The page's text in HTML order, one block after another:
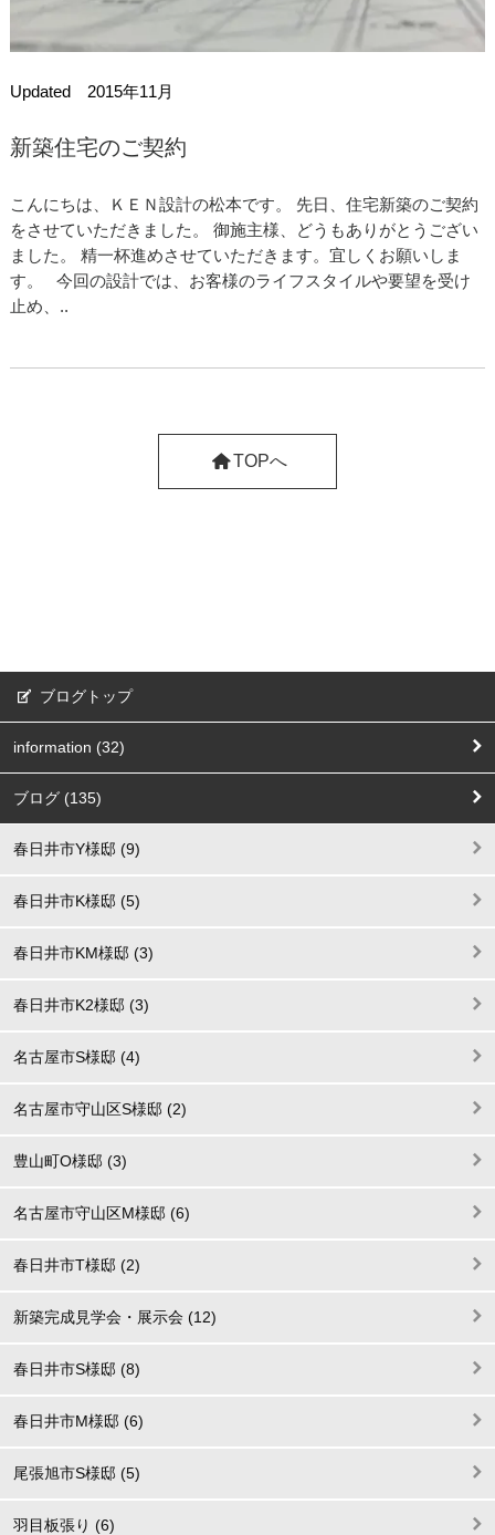
Updated 2015年11月
新築住宅のご契約
こんにちは、ＫＥＮ設計の松本です。 先日、住宅新築のご契約
をさせていただきました。 御施主様、どうもありがとうござい
ました。 精一杯進めさせていただきます。宜しくお願いしま
す。 今回の設計では、お客様のライフスタイルや要望を受け
止め、..
TOPへ
ブログトップ
information (32)
ブログ (135)
春日井市Y様邸 (9)
春日井市K様邸 (5)
春日井市KM様邸 (3)
春日井市K2様邸 (3)
名古屋市S様邸 (4)
名古屋市守山区S様邸 (2)
豊山町O様邸 (3)
名古屋市守山区M様邸 (6)
春日井市T様邸 (2)
新築完成見学会・展示会 (12)
春日井市S様邸 (8)
春日井市M様邸 (6)
尾張旭市S様邸 (5)
羽目板張り (6)